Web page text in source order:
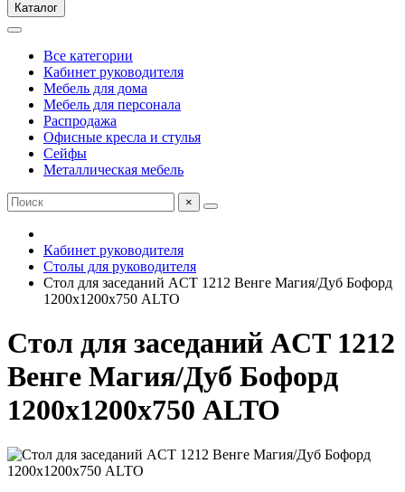
Каталог
Все категории
Кабинет руководителя
Мебель для дома
Мебель для персонала
Распродажа
Офисные кресла и стулья
Сейфы
Металлическая мебель
×
Кабинет руководителя
Столы для руководителя
Стол для заседаний ACT 1212 Венге Магия/Дуб Бофорд
1200х1200х750 ALTO
Стол для заседаний ACT 1212
Венге Магия/Дуб Бофорд
1200х1200х750 ALTO